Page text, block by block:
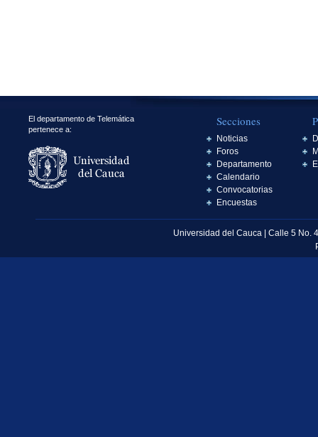
El departamento de Telemática
pertenece a:
Secciones
Noticias
Foros
Departamento
Calendario
Convocatorias
Encuestas
Universidad del Cauca | Calle 5 No.